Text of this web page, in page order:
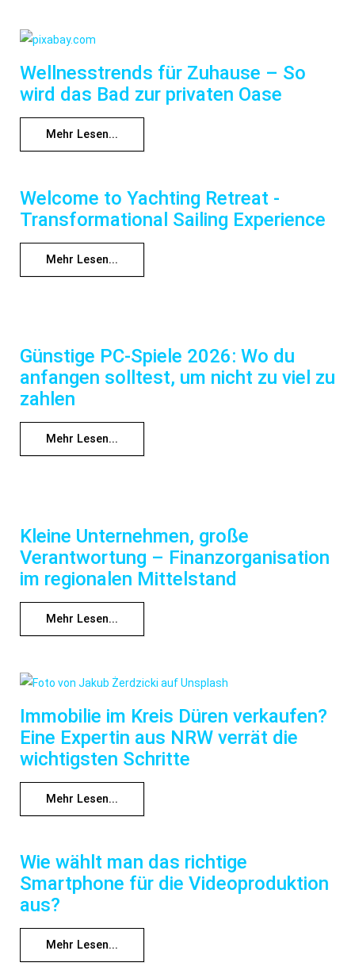
Wellnesstrends für Zuhause – So
wird das Bad zur privaten Oase
Mehr Lesen...
Welcome to Yachting Retreat -
Transformational Sailing Experience
Mehr Lesen...
Günstige PC-Spiele 2026: Wo du
anfangen solltest, um nicht zu viel zu
zahlen
Mehr Lesen...
Kleine Unternehmen, große
Verantwortung – Finanzorganisation
im regionalen Mittelstand
Mehr Lesen...
Immobilie im Kreis Düren verkaufen?
Eine Expertin aus NRW verrät die
wichtigsten Schritte
Mehr Lesen...
Wie wählt man das richtige
Smartphone für die Videoproduktion
aus?
Mehr Lesen...